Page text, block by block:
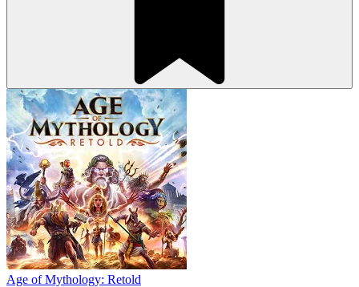
Age of Mythology: Retold